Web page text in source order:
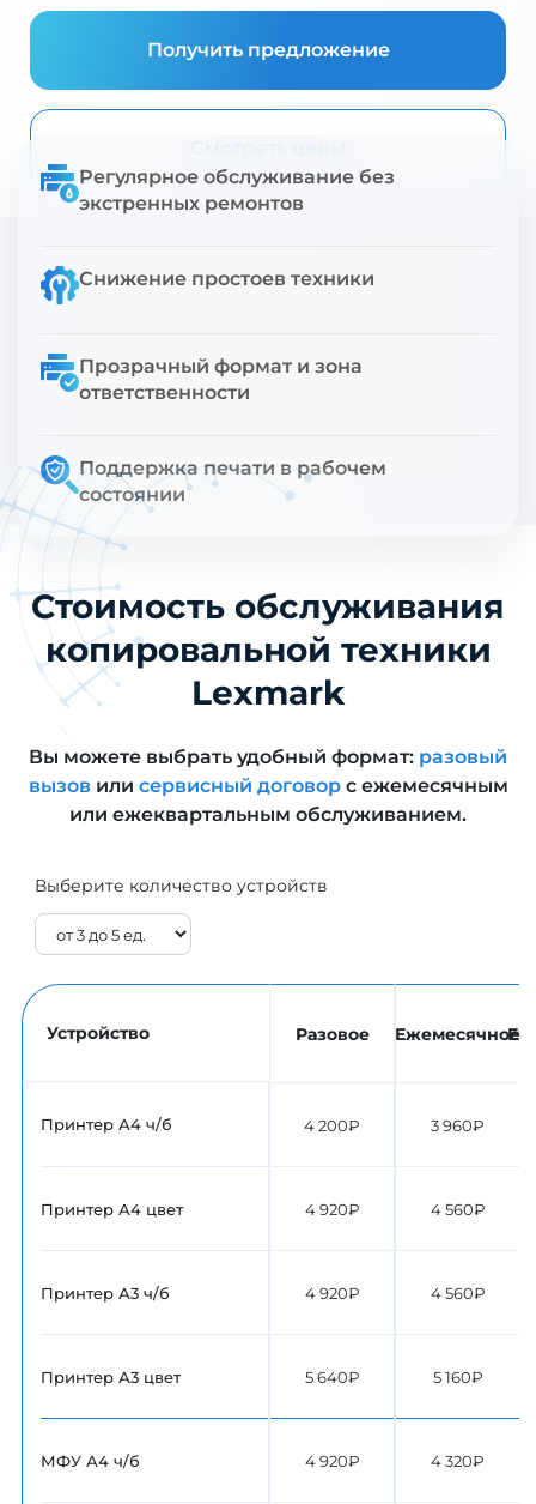
Получить предложение
Регулярное обслуживание без
экстренных ремонтов
Снижение простоев техники
Прозрачный формат и зона
ответственности
Поддержка печати в рабочем
состоянии
Стоимость обслуживания
копировальной техники
Lexmark
Вы можете выбрать удобный формат: разовый
вызов или сервисный договорс ежемесячным
или ежеквартальным обслуживанием.
Выберите количество устройств
Устройство
Принтер А4 ч/б
Принтер А4 цвет
Принтер А3 ч/б
Принтер А3 цвет
МФУ А4 ч/б
Разовое
4 200₽
4 920₽
4 920₽
5 640₽
4 920₽
Ежемесячное
3 960₽
4 560₽
4 560₽
5 160₽
4 320₽